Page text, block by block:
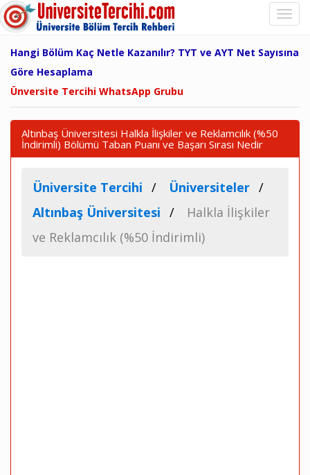
Hangi Bölüm Kaç Netle Kazanılır? TYT ve AYT Net Sayısına
Göre Hesaplama
Ünversite Tercihi WhatsApp Grubu
Altınbaş Üniversitesi Halkla İlişkiler ve Reklamcılık (%50
İndirimli) Bölümü Taban Puanı ve Başarı Sırası Nedir
Üniversite Tercihi
Üniversiteler
Altınbaş Üniversitesi
Halkla İlişkiler
ve Reklamcılık (%50 İndirimli)